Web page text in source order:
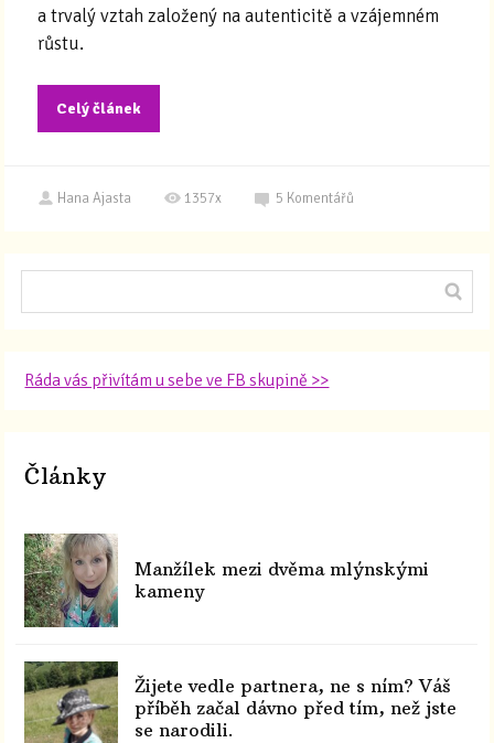
a trvalý vztah založený na autenticitě a vzájemném
růstu.
Celý článek
Hana Ajasta 1357x 5 Komentářů
Ráda vás přivítám u sebe ve FB skupině >>
Články
Manžílek mezi dvěma mlýnskými
kameny
Žijete vedle partnera, ne s ním? Váš
příběh začal dávno před tím, než jste
se narodili.